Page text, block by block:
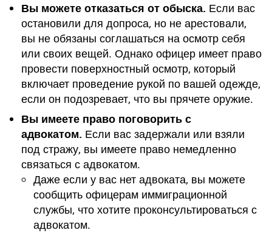
Вы можете отказаться от обыска. Если вас
остановили для допроса, но не арестовали,
вы не обязаны соглашаться на осмотр себя
или своих вещей. Однако офицер имеет право
провести поверхностный осмотр, который
включает проведение рукой по вашей одежде,
если он подозревает, что вы прячете оружие.
Вы имеете право поговорить с
адвокатом. Если вас задержали или взяли
под стражу, вы имеете право немедленно
связаться с адвокатом.
Даже если у вас нет адвоката, вы можете
сообщить офицерам иммиграционной
службы, что хотите проконсультироваться с
адвокатом.